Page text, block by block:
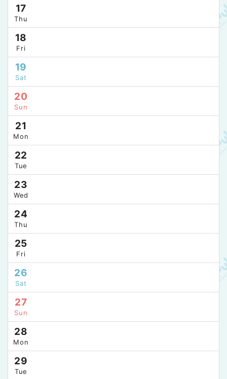
17
Thu
18
Fri
19
Sat
20
Sun
21
Mon
22
Tue
23
Wed
24
Thu
25
Fri
26
Sat
27
Sun
28
Mon
29
Tue